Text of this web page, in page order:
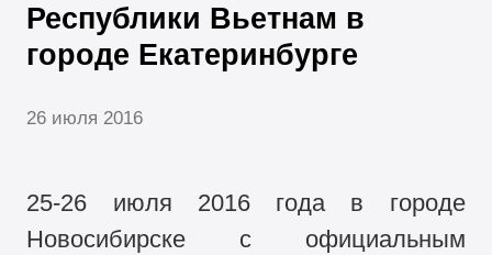
Республики Вьетнам в
городе Екатеринбурге
26 июля 2016
25-26 июля 2016 года в городе
Новосибирске с официальным